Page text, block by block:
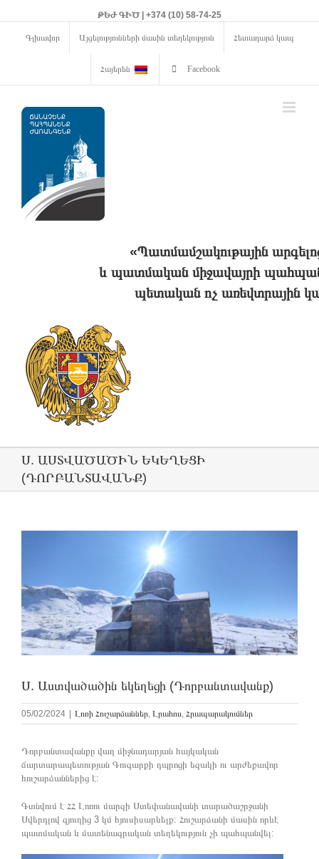
ԹԵԺ ԳԻԾ | +374 (10) 58-74-25
Գլխավոր Այցելությունների մասին տեղեկություն Հետադարձ կապ
Հայերեն Facebook
«Պատմամշակութային
և պատմական միջավայրի
պետական ոչ առեվտրային
Ս. ԱՍՏՎԱԾԱԾԻՆ ԵԿԵՂԵՑԻ
(ԴՈՐԲԱՆՏԱՎԱՆՔ)
Ս. Աստվածածին եկեղեցի (Դորբանտավանք)
05/02/2024 Լոռի Հուշարձաններ, Լրահոս, Հրապարակումներ
Դորբանտավանքը վաղ միջնադարյան հայկական
ճարտարապետության Գուգարքի դպրոցի եզակի ու արժեքավոր
հուշարձաններից է:
Գտնվում է ՀՀ Լոռու մարզի Ստեփանավանի տարածաշրջանի
Սվերդլով գյուղից 3 կմ հյուսիսարևելք: Հուշարձանի մասին որևէ
պատմական և մատենագրական տեղեկություն չի պահպանվել: